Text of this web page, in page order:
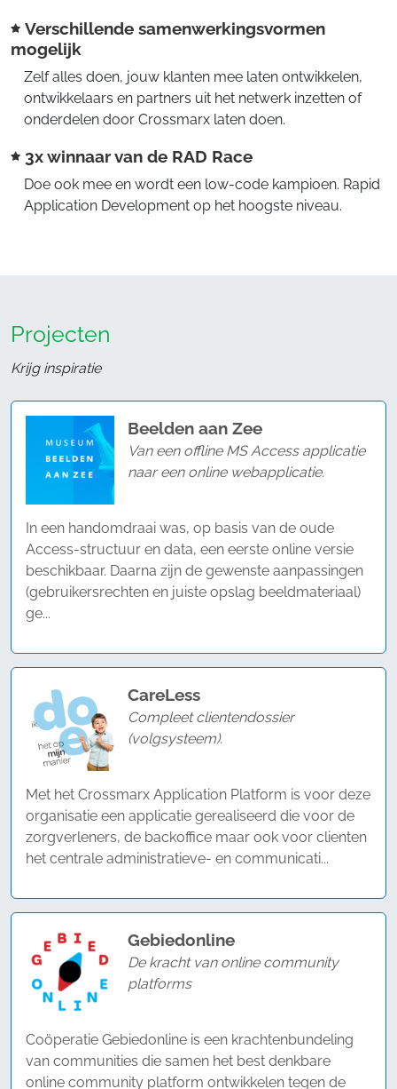
Verschillende samenwerkingsvormen
mogelijk
Zelf alles doen, jouw klanten mee laten ontwikkelen,
ontwikkelaars en partners uit het netwerk inzetten of
onderdelen door Crossmarx laten doen.
3x winnaar van de RAD Race
Doe ook mee en wordt een low-code kampioen. Rapid
Application Development op het hoogste niveau.
Projecten
Krijg inspiratie
Beelden aan Zee
Van een offline MS Access applicatie
naar een online webapplicatie.
In een handomdraai was, op basis van de oude
Access-structuur en data, een eerste online versie
beschikbaar. Daarna zijn de gewenste aanpassingen
(gebruikersrechten en juiste opslag beeldmateriaal)
ge...
CareLess
Compleet clientendossier
(volgsysteem).
Met het Crossmarx Application Platform is voor deze
organisatie een applicatie gerealiseerd die voor de
zorgverleners, de backoffice maar ook voor clienten
het centrale administratieve- en communicati...
Gebiedonline
De kracht van online community
platforms
Coöperatie Gebiedonline is een krachtenbundeling
van communities die samen het best denkbare
online community platform ontwikkelen tegen de